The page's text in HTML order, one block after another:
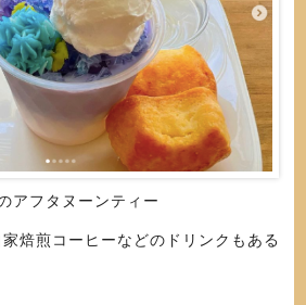
アフタヌーンティー
家焙煎コーヒーなどのドリンクもある